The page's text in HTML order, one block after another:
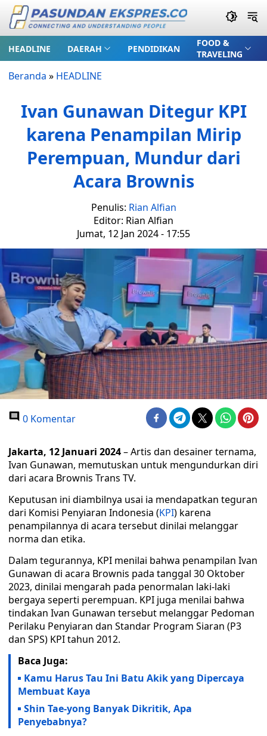
HEADLINE DAERAH PENDIDIKAN
FOOD &
TRAVELING
Beranda » HEADLINE
Ivan Gunawan Ditegur KPI
karena Penampilan Mirip
Perempuan, Mundur dari
Acara Brownis
Penulis: Rian Alfian
Editor: Rian Alfian
Jumat, 12 Jan 2024 - 17:55
0 Komentar
Jakarta, 12 Januari 2024– Artis dan desainer ternama,
Ivan Gunawan, memutuskan untuk mengundurkan diri
dari acara Brownis Trans TV.
Keputusan ini diambilnya usai ia mendapatkan teguran
dari Komisi Penyiaran Indonesia (KPI) karena
penampilannya di acara tersebut dinilai melanggar
norma dan etika.
Dalam tegurannya, KPI menilai bahwa penampilan Ivan
Gunawan di acara Brownis pada tanggal 30 Oktober
2023, dinilai mengarah pada penormalan laki-laki
bergaya seperti perempuan. KPI juga menilai bahwa
tindakan Ivan Gunawan tersebut melanggar Pedoman
Perilaku Penyiaran dan Standar Program Siaran (P3
dan SPS) KPI tahun 2012.
Baca Juga:
Kamu Harus Tau Ini Batu Akik yang Dipercaya
Membuat Kaya
Shin Tae-yong Banyak Dikritik, Apa
Penyebabnya?